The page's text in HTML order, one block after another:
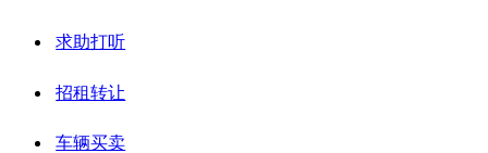
求助打听
招租转让
车辆买卖